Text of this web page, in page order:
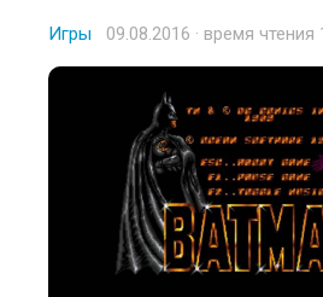
Игры
Posted
on
09.08.2016 · время чтения